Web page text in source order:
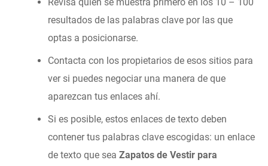
resultados de las palabras clave por las que
optas a posicionarse.
Contacta con los propietarios de esos sitios para
ver si puedes negociar una manera de que
aparezcan tus enlaces ahí.
Si es posible, estos enlaces de texto deben
contener tus palabras clave escogidas: un enlace
de texto que sea Zapatos de Vestir para